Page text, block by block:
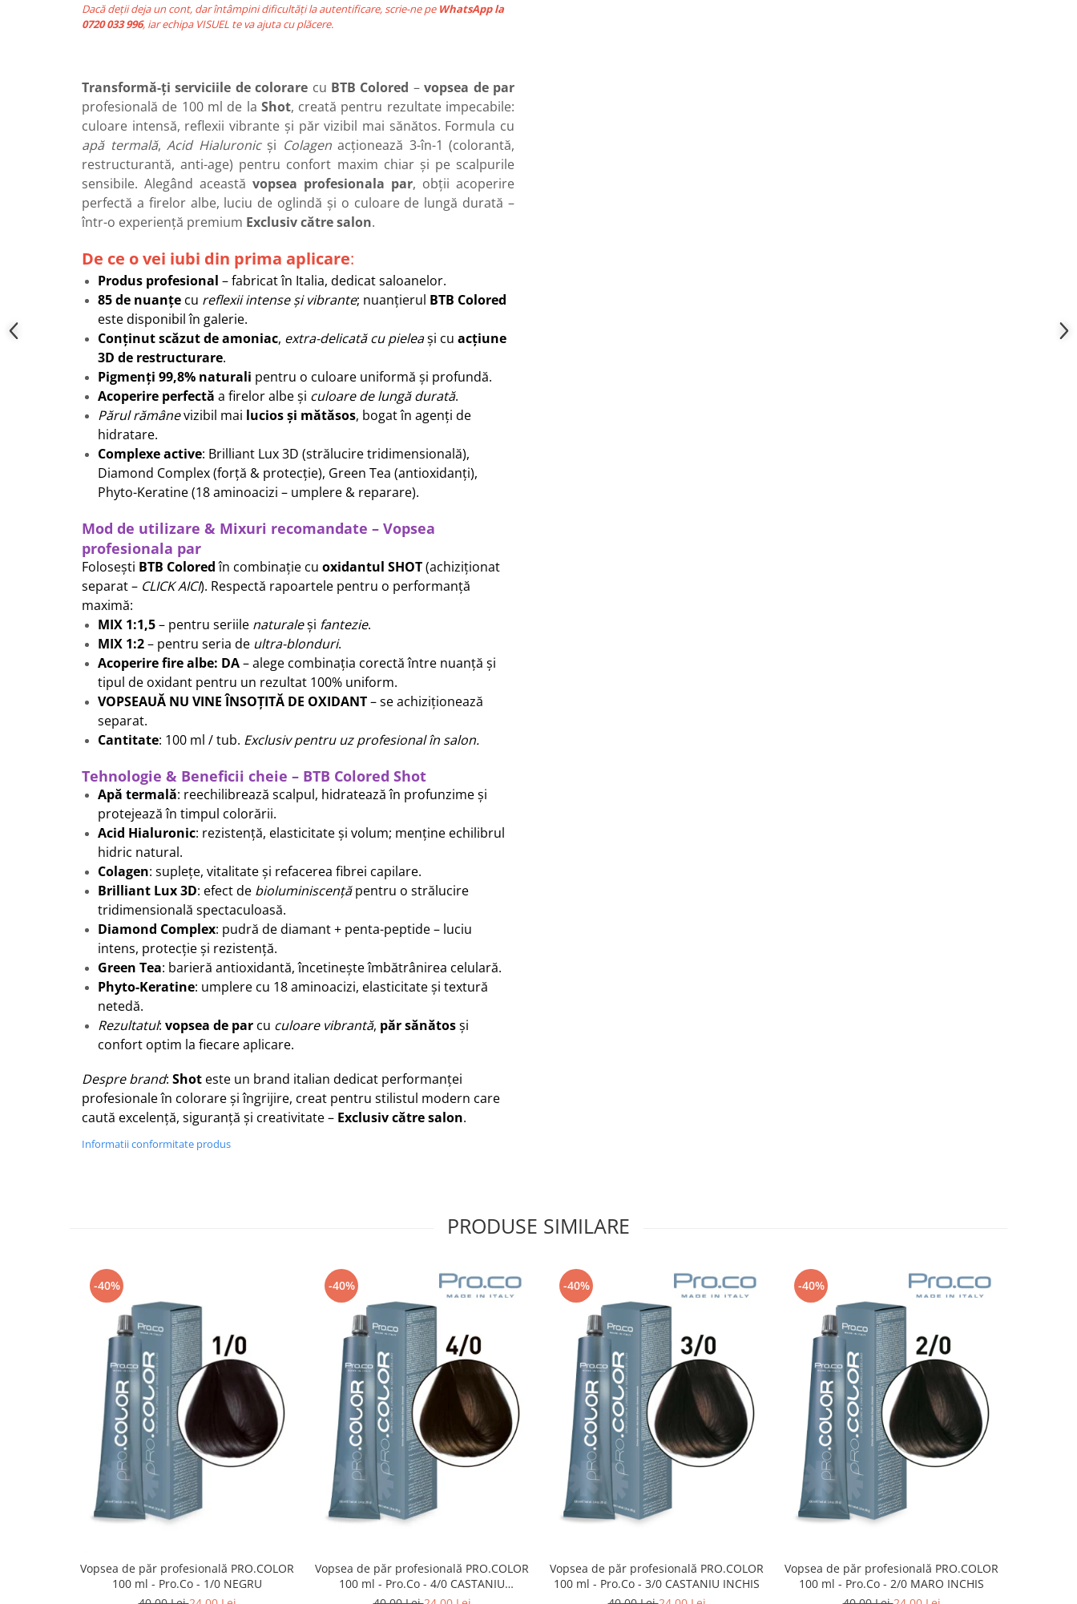
Dacă deții deja un cont, dar întâmpini dificultăți la autentificare, scrie-ne pe WhatsApp la
0720 033 996, iar echipa VISUEL te va ajuta cu plăcere.
Transformă-ți serviciile de colorare cu BTB Colored –vopsea de par
profesională de 100 ml de la Shot, creată pentru rezultate impecabile:
culoare intensă, reflexii vibrante și păr vizibil mai sănătos. Formula cu
apă termală, Acid Hialuronicși Colagenacționează 3-în-1 (colorantă,
restructurantă, anti-age) pentru confort maxim chiar și pe scalpurile
sensibile. Alegând această vopsea profesionala par, obții acoperire
perfectă a firelor albe, luciu de oglindă și o culoare de lungă durată –
într-o experiență premium Exclusiv către salon.
De ce o vei iubi din prima aplicare:
Produs profesional – fabricat în Italia, dedicat saloanelor.
85 de nuanțe cu reflexii intense și vibrante; nuanțierul BTB Colored
este disponibil în galerie.
Conținut scăzut de amoniac, extra-delicată cu pieleași cu acțiune
3D de restructurare.
Pigmenți 99,8% naturali pentru o culoare uniformă și profundă.
Acoperire perfectă a firelor albe și culoare de lungă durată.
Părul rămânevizibil mai lucios și mătăsos, bogat în agenți de
hidratare.
Complexe active: Brilliant Lux 3D (strălucire tridimensională),
Diamond Complex (forță & protecție), Green Tea (antioxidanți),
Phyto-Keratine (18 aminoacizi – umplere & reparare).
Mod de utilizare & Mixuri recomandate – Vopsea
profesionala par
Folosești BTB Coloredîn combinație cu oxidantul SHOT(achiziționat
separat – CLICK AICI). Respectă rapoartele pentru o performanță
maximă:
MIX 1:1,5– pentru seriile naturaleși fantezie.
MIX 1:2– pentru seria de ultra-blonduri.
Acoperire fire albe: DA– alege combinația corectă între nuanță și
tipul de oxidant pentru un rezultat 100% uniform.
VOPSEAUĂ NU VINE ÎNSOȚITĂ DE OXIDANT– se achiziționează
separat.
Cantitate: 100 ml / tub. Exclusiv pentru uz profesional în salon.
Tehnologie & Beneficii cheie – BTB Colored Shot
Apă termală: reechilibrează scalpul, hidratează în profunzime și
protejează în timpul colorării.
Acid Hialuronic: rezistență, elasticitate și volum; menține echilibrul
hidric natural.
Colagen: suplețe, vitalitate și refacerea fibrei capilare.
Brilliant Lux 3D: efect de bioluminiscențăpentru o strălucire
tridimensională spectaculoasă.
Diamond Complex: pudră de diamant + penta-peptide – luciu
intens, protecție și rezistență.
Green Tea: barieră antioxidantă, încetinește îmbătrânirea celulară.
Phyto-Keratine: umplere cu 18 aminoacizi, elasticitate și textură
netedă.
Rezultatul: vopsea de par cu culoare vibrantă, păr sănătosși
confort optim la fiecare aplicare.
Despre brand: Shot este un brand italian dedicat performanței
profesionale în colorare și îngrijire, creat pentru stilistul modern care
caută excelență, siguranță și creativitate – Exclusiv către salon.
Informatii conformitate produs
PRODUSE SIMILARE
-40%
Vopsea de păr profesională PRO.COLOR
100 ml - Pro.Co - 1/0 NEGRU
-40%
Vopsea de păr profesională PRO.COLOR
100 ml - Pro.Co - 4/0 CASTANIU
NATURAL
-40%
Vopsea de păr profesională PRO.COLOR
100 ml - Pro.Co - 3/0 CASTANIU INCHIS
-40%
Vopsea de păr profesională PRO.COLOR
100 ml - Pro.Co - 2/0 MARO INCHIS